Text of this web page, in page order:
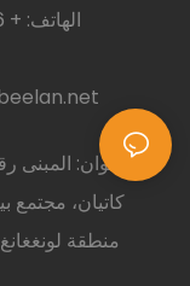
الهاتف: + 86-13502816147
كاتيان، مجتمع
منطقة